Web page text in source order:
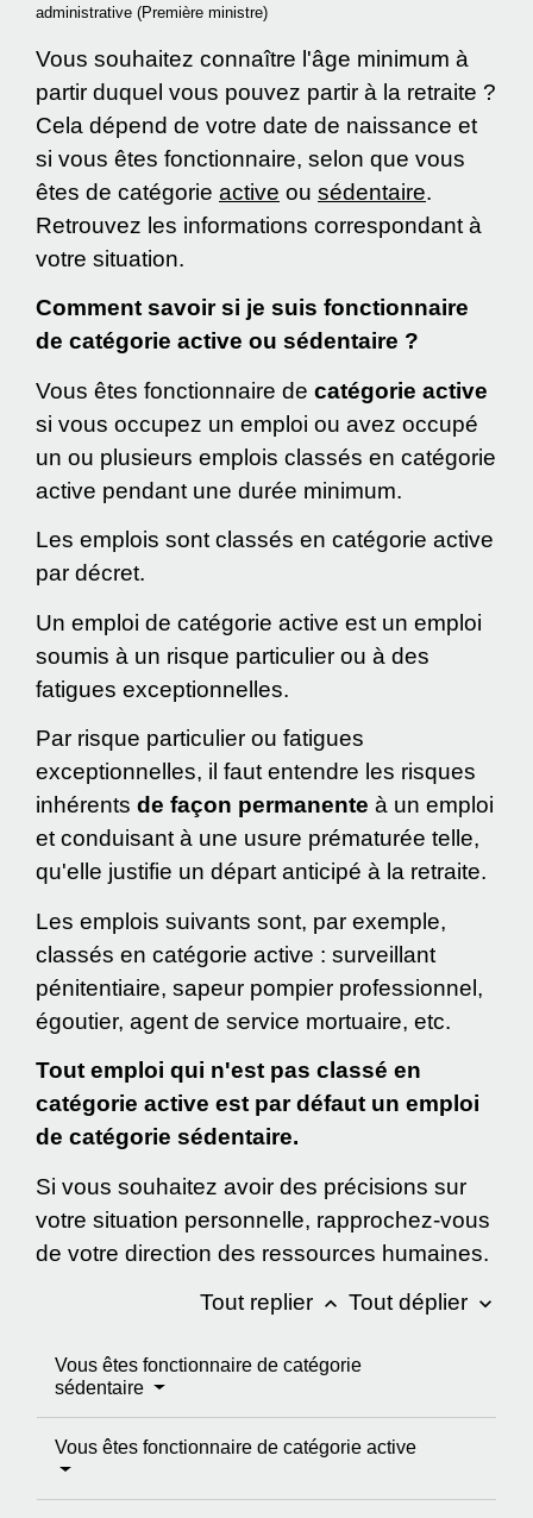
administrative (Première ministre)
Vous souhaitez connaître l'âge minimum à
partir duquel vous pouvez partir à la retraite ?
Cela dépend de votre date de naissance et
si vous êtes fonctionnaire, selon que vous
êtes de catégorie active ou sédentaire.
Retrouvez les informations correspondant à
votre situation.
Comment savoir si je suis fonctionnaire
de catégorie active ou sédentaire ?
Vous êtes fonctionnaire de catégorie active
si vous occupez un emploi ou avez occupé
un ou plusieurs emplois classés en catégorie
active pendant une durée minimum.
Les emplois sont classés en catégorie active
par décret.
Un emploi de catégorie active est un emploi
soumis à un risque particulier ou à des
fatigues exceptionnelles.
Par risque particulier ou fatigues
exceptionnelles, il faut entendre les risques
inhérents de façon permanente à un emploi
et conduisant à une usure prématurée telle,
qu'elle justifie un départ anticipé à la retraite.
Les emplois suivants sont, par exemple,
classés en catégorie active : surveillant
pénitentiaire, sapeur pompier professionnel,
égoutier, agent de service mortuaire, etc.
Tout emploi qui n'est pas classé en
catégorie active est par défaut un emploi
de catégorie sédentaire.
Si vous souhaitez avoir des précisions sur
votre situation personnelle, rapprochez-vous
de votre direction des ressources humaines.
Tout replier keyboard_arrow_up Tout déplier keyboard_arrow_down
Vous êtes fonctionnaire de catégorie
sédentaire
Vous êtes fonctionnaire de catégorie active